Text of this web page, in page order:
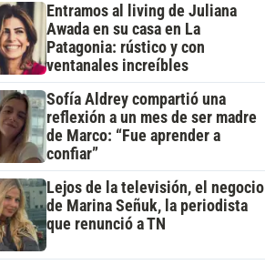
Entramos al living de Juliana
Awada en su casa en La
Patagonia: rústico y con
ventanales increíbles
Sofía Aldrey compartió una
reflexión a un mes de ser madre
de Marco: “Fue aprender a
confiar”
Lejos de la televisión, el negocio
de Marina Señuk, la periodista
que renunció a TN